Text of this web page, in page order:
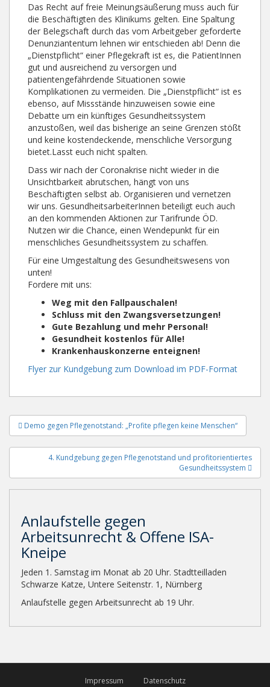
Das Recht auf freie Meinungsäußerung muss auch für
die Beschäftigten des Klinikums gelten. Eine Spaltung
der Belegschaft durch das vom Arbeitgeber geforderte
Denunziantentum lehnen wir entschieden ab! Denn die
„Dienstpflicht“ einer Pflegekraft ist es, die PatientInnen
gut und ausreichend zu versorgen und
patientengefährdende Situationen sowie
Komplikationen zu vermeiden. Die „Dienstpflicht“ ist es
ebenso, auf Missstände hinzuweisen sowie eine
Debatte um ein künftiges Gesundheitssystem
anzustoßen, weil das bisherige an seine Grenzen stößt
und keine kostendeckende, menschliche Versorgung
bietet.Lasst euch nicht spalten.
Dass wir nach der Coronakrise nicht wieder in die
Unsichtbarkeit abrutschen, hängt von uns
Beschäftigten selbst ab. Organisieren und vernetzen
wir uns. GesundheitsarbeiterInnen beteiligt euch auch
an den kommenden Aktionen zur Tarifrunde ÖD.
Nutzen wir die Chance, einen Wendepunkt für ein
menschliches Gesundheitssystem zu schaffen.
Für eine Umgestaltung des Gesundheitswesens von
unten!
Fordere mit uns:
Weg mit den Fallpauschalen!
Schluss mit den Zwangsversetzungen!
Gute Bezahlung und mehr Personal!
Gesundheit kostenlos für Alle!
Krankenhauskonzerne enteignen!
Flyer zur Kundgebung zum Download im PDF-Format
Beitragsnavigation
Demo gegen Pflegenotstand: „Profite pflegen keine Menschen“
4. Kundgebung gegen Pflegenotstand und profitorientiertes
Gesundheitssystem
Anlaufstelle gegen
Arbeitsunrecht & Offene ISA-
Kneipe
Jeden 1. Samstag im Monat ab 20 Uhr. Stadtteilladen
Schwarze Katze, Untere Seitenstr. 1, Nürnberg
Anlaufstelle gegen Arbeitsunrecht ab 19 Uhr.
Impressum Datenschutz